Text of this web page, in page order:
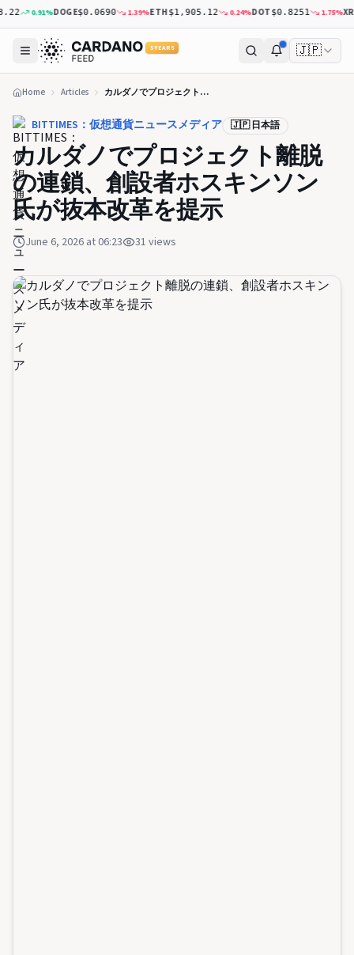
0.91%DOGE$0.0690 1.39%ETH$1,905.12 0.24%DOT$0.8251 1.75%XRP
5 YEARS 🇯🇵
Home Articles カルダノでプロジェクト離脱の連鎖、創設者ホスキンソン氏が抜本改革を提示
BITTIMES：仮想通貨ニュースメディア 🇯🇵 日本語
カルダノでプロジェクト離脱
の連鎖、創設者ホスキンソン
氏が抜本改革を提示
June 6, 2026 at 06:23 31 views